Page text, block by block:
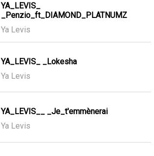
YA_LEVIS_
_Penzio_ft_DIAMOND_PLATNUMZ
Ya Levis
YA_LEVIS_ _Lokesha
Ya Levis
YA_LEVIS__ _Je_t'emmènerai
Ya Levis